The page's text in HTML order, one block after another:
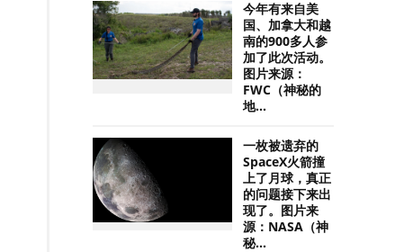
今年有来自美
国、加拿大和越
南的900多人参
加了此次活动。
图片来源：
FWC（神秘的
地...
一枚被遗弃的
SpaceX火箭撞
上了月球，真正
的问题接下来出
现了。图片来
源：NASA（神
秘...